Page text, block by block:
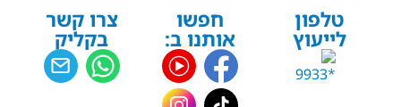
טלפון
לייעוץ
חפשו
אותנו ב:
צרו קשר
בקליק